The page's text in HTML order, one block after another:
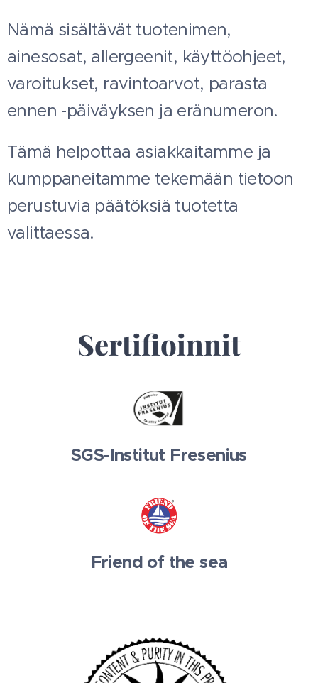
Nämä sisältävät tuotenimen,
ainesosat, allergeenit, käyttöohjeet,
varoitukset, ravintoarvot, parasta
ennen -päiväyksen ja eränumeron.
Tämä helpottaa asiakkaitamme ja
kumppaneitamme tekemään tietoon
perustuvia päätöksiä tuotetta
valittaessa.
Sertifioinnit
SGS-Institut Fresenius
Friend of the sea